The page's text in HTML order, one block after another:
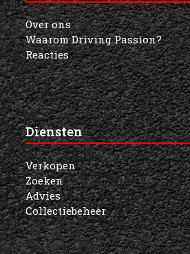
Over ons
Waarom Driving Passion?
Reacties
Diensten
Verkopen
Zoeken
Advies
Collectiebeheer